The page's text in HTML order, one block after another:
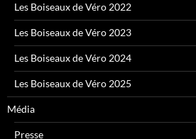
Les Boiseaux de Véro 2022
Les Boiseaux de Véro 2023
Les Boiseaux de Véro 2024
Les Boiseaux de Véro 2025
Média
Presse